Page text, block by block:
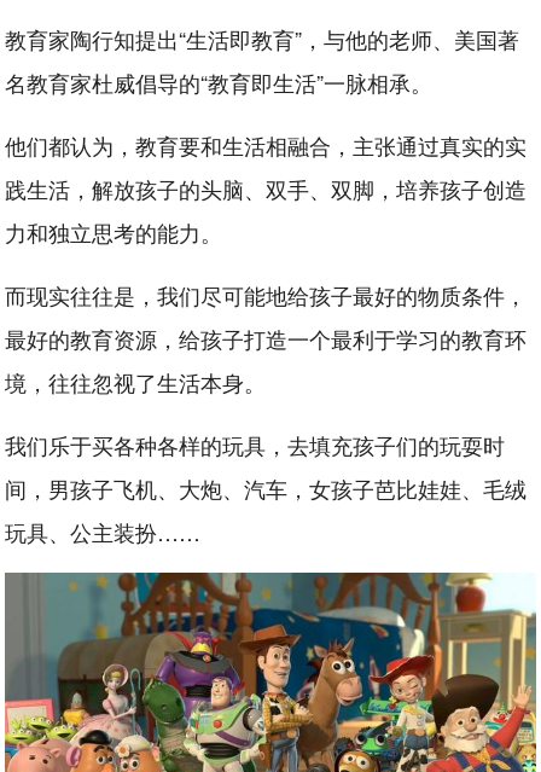
教育家陶行知提出“生活即教育”，与他的老师、美国著
名教育家杜威倡导的“教育即生活”一脉相承。
他们都认为，教育要和生活相融合，主张通过真实的实
践生活，解放孩子的头脑、双手、双脚，培养孩子创造
力和独立思考的能力。
而现实往往是，我们尽可能地给孩子最好的物质条件，
最好的教育资源，给孩子打造一个最利于学习的教育环
境，往往忽视了生活本身。
我们乐于买各种各样的玩具，去填充孩子们的玩耍时
间，男孩子飞机、大炮、汽车，女孩子芭比娃娃、毛绒
玩具、公主装扮……